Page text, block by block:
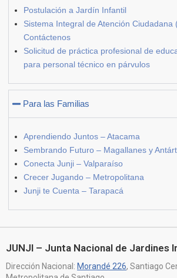
Postulación a Jardín Infantil
Sistema Integral de Atención Ciudadana
Contáctenos
Solicitud de práctica profesional de
para personal técnico en párvulos
Para las Familias
Aprendiendo Juntos – Atacama
Sembrando Futuro – Magallanes y
Conecta Junji – Valparaíso
Crecer Jugando – Metropolitana
Junji te Cuenta – Tarapacá
JUNJI – Junta Nacional de Jardines
Dirección Nacional: Morandé 226, Santiago